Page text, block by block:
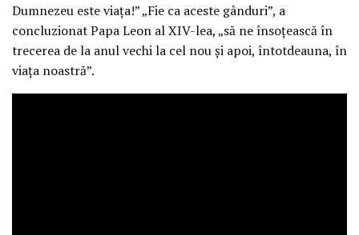
Dumnezeu este viața!” „Fie ca aceste gânduri”, a
concluzionat Papa Leon al XIV-lea, „să ne însoțească în
trecerea de la anul vechi la cel nou și apoi, întotdeauna, în
viața noastră”.